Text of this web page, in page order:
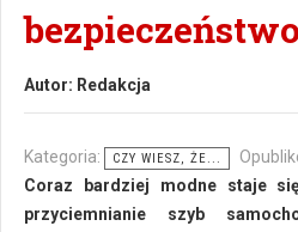
bezpieczeństwo
Autor: Redakcja
Kategoria: CZY WIESZ, ŻE...
Coraz bardziej modne staje
przyciemnianie szyb